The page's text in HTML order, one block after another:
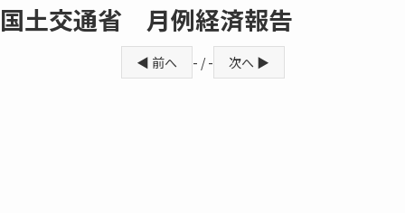
国土交通省 月例経済報告
◀ 前へ - / - 次へ ▶